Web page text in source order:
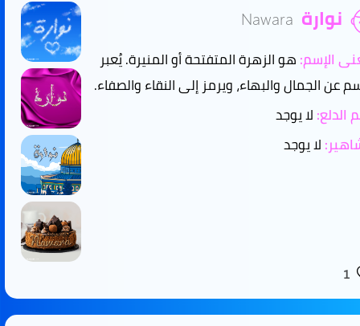
نوارة Nawara
الإسم:هو الزهرة المتفتحة أو المنيرة. يُعبر
عن الجمال والبهاء، ويرمز إلى النقاء والصفاء.
الدلع:لا يوجد
لا يوجد
1